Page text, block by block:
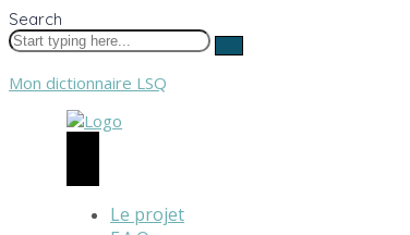
Search
Mon dictionnaire LSQ
Le projet